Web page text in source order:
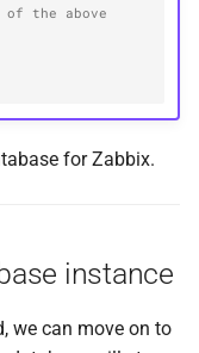
the above
for Zabbix.
instance
we can move on to